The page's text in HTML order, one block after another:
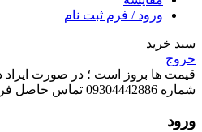
ورود / فرم ثبت نام
سبد خرید
خروج
قیمت ها بروز است ؛ در صورت
شماره 09304442886 تماس حاصل فرمایید.
ورود